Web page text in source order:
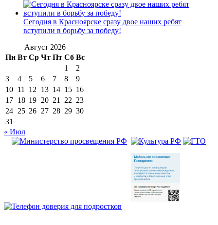
Сегодня в Красноярске сразу двое наших ребят
вступили в борьбу за победу!
Август 2026
Пн Вт Ср Чт Пт Сб Вс
1
2
3
4 5 6 7 8
9
10 11 12 13 14 15 16
17 18 19 20 21 22 23
24 25 26 27 28 29 30
31
« Июл